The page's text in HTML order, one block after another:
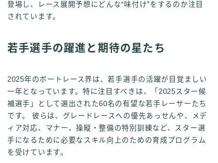
登場し、レース展開予想にどんな“味付け”をするのか注目
されています。
若手選手の躍進と期待の星たち
2025年のボートレース界は、若手選手の活躍が目覚ましい
一年となっています。特に注目すべきは、「2025スター候
補選手」として選出された60名の有望な若手レーサーたち
です。 彼らは、グレードレースへの優先あっせんや、メデ
ィア対応、マナー、操縦・整備の特別訓練など、スター選
手になるために必要なスキル向上のための育成プログラム
を受けています。